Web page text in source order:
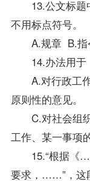
13.公文标题
不用标点符号。
A.规章 B.指
14.办法用于
A.对行政工作
原则性的意见。
C.对社会组织
工作、某一事项
15.“根据《……
要求，……”，这